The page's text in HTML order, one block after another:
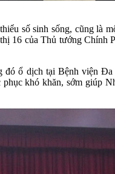
số sinh sống, cũng là
16 của Thủ tướng Chính
ổ dịch tại Bệnh viện
khó khăn, sớm giúp